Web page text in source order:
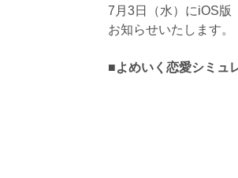
7月3日（水）にiOS版
お知らせいたします。
■よめいく恋愛シミュ